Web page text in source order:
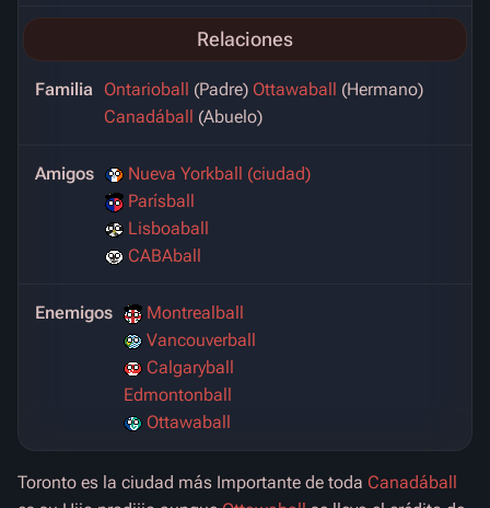
Relaciones
Familia Ontarioball (Padre) Ottawaball (Hermano)
Canadáball (Abuelo)
Amigos
Nueva Yorkball (ciudad)
Parísball
Lisboaball
CABAball
Enemigos
Montrealball
Vancouverball
Calgaryball
Edmontonball
Ottawaball
Toronto es la ciudad más Importante de toda Canadáball